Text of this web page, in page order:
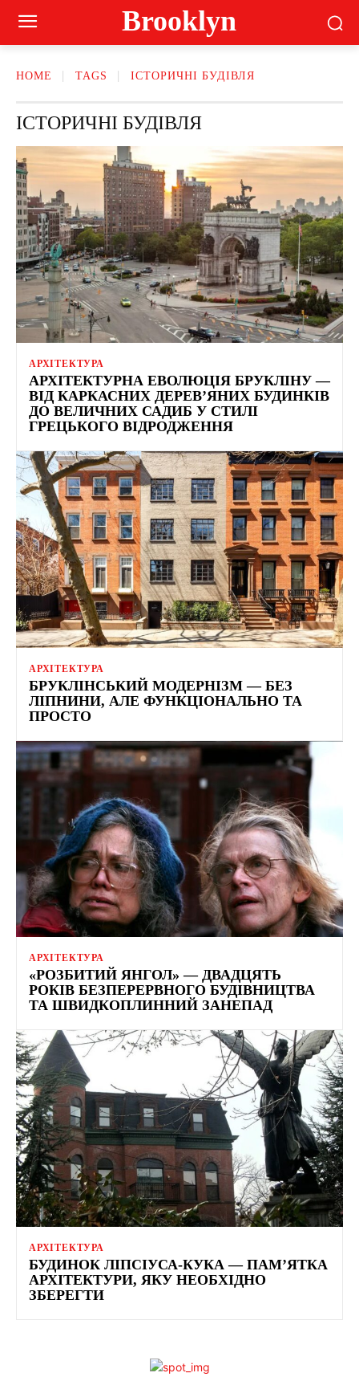
Brooklyn
HOME TAGS ІСТОРИЧНІ БУДІВЛЯ
ІСТОРИЧНІ БУДІВЛЯ
АРХІТЕКТУРА
АРХІТЕКТУРНА ЕВОЛЮЦІЯ БРУКЛІНУ —
ВІД КАРКАСНИХ ДЕРЕВ’ЯНИХ БУДИНКІВ
ДО ВЕЛИЧНИХ САДИБ У СТИЛІ
ГРЕЦЬКОГО ВІДРОДЖЕННЯ
АРХІТЕКТУРА
БРУКЛІНСЬКИЙ МОДЕРНІЗМ — БЕЗ
ЛІПНИНИ, АЛЕ ФУНКЦІОНАЛЬНО ТА
ПРОСТО
АРХІТЕКТУРА
«РОЗБИТИЙ ЯНГОЛ» — ДВАДЦЯТЬ
РОКІВ БЕЗПЕРЕРВНОГО БУДІВНИЦТВА
ТА ШВИДКОПЛИННИЙ ЗАНЕПАД
АРХІТЕКТУРА
БУДИНОК ЛІПСІУСА-КУКА — ПАМ’ЯТКА
АРХІТЕКТУРИ, ЯКУ НЕОБХІДНО
ЗБЕРЕГТИ